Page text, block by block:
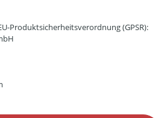
Produktsicherheitsverordnung (GPSR):